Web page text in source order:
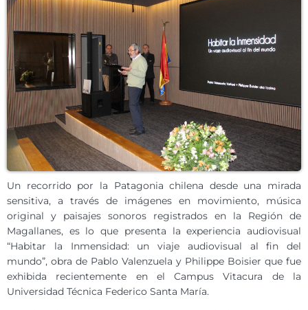
Un recorrido por la Patagonia chilena desde una mirada
sensitiva, a través de imágenes en movimiento, música
original y paisajes sonoros registrados en la Región de
Magallanes, es lo que presenta la experiencia audiovisual
“Habitar la Inmensidad: un viaje audiovisual al fin del
mundo”, obra de Pablo Valenzuela y Philippe Boisier que fue
exhibida recientemente en el Campus Vitacura de la
Universidad Técnica Federico Santa María.